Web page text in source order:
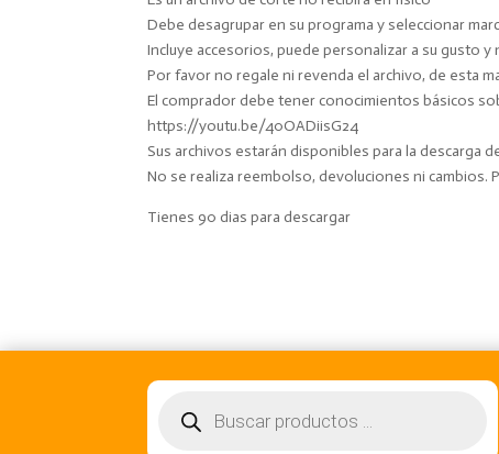
Debe desagrupar en su programa y seleccionar
Incluye accesorios, puede personalizar a su gusto y
Por favor no regale ni revenda el archivo, de esta
El comprador debe tener conocimientos básicos
https://youtu.be/40OADiisG24
Sus archivos estarán disponibles para la descarga
No se realiza reembolso, devoluciones ni cambios.
Tienes 90 dias para descargar
productos